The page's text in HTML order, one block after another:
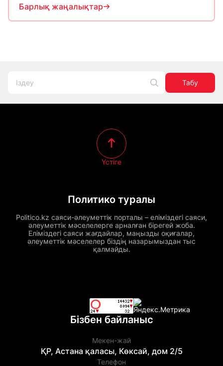
Барлық жаңалықтар
Табу
Политико туралы
Politico.kz саяси-әлеуметтік порталы – еліміздегі саяси,
әлеуметтік мәселелерге арналған бірегей жоба.
Еліміздегі саяси жағдайлар, маңызды оқиғалар,
әлеуметтік мәселелер біздің назарымыздан тыс
қалмайды.
Үстіге
Бізбен байланыс
Мекен-жай
ҚР, Астана қаласы, Көксай, дом 2/5
Телефон